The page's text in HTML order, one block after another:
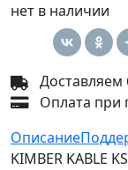
нет в наличии
Доставляем
Оплата при
Описание
KIMBER KABLE